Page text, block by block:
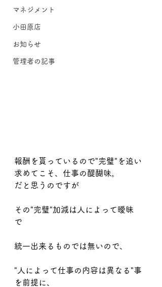
マネジメント
小田原店
お知らせ
管理者の記事
報酬を貰っているので"完璧"を追い
求めてこそ、仕事の醍醐味。
だと思うのですが
その"完璧"加減は人によって曖昧
で
統一出来るものでは無いので、
"人によって仕事の内容は異なる"事
を前提に、